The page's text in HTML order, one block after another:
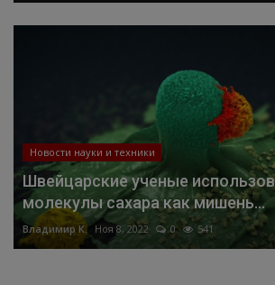
Новости науки и техники
Швейцарские ученые
молекулы сахара как мишень...
Владимир К. Ноя 8, 2022 0 541